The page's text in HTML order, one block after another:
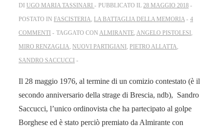
DI UGO MARIA TASSINARI PUBBLICATO IL 28 MAGGIO 2018
POSTATO IN FASCISTERIA LA BATTAGLIA DELLA MEMORIA
4
COMMENTI
TAGGATO CON ALMIRANTE ANGELO PISTOLESI
MIRO RENZAGLIA NUOVI PARTIGIANI PIETRO ALLATTA
SANDRO SACCUCCI
Il 28 maggio 1976, al termine di un comizio contestato (è il
secondo anniversario della strage di Brescia, ndb), Sandro
Saccucci, l’unico ordinovista che ha partecipato al golpe
Borghese ed è stato perciò premiato da Almirante con